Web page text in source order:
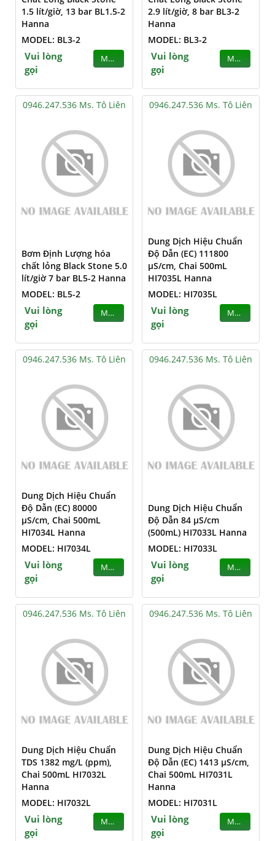
1.5 lít/giờ, 13 bar BL1.5-2
Hanna
MODEL: BL3-2
Vui lòng
gọi
MUA
2.9 lít/giờ, 8 bar BL3-2
Hanna
MODEL: BL3-2
Vui lòng
gọi
MUA
0946.247.536 Ms. Tô Liên
Bơm Định Lượng hóa
chất lỏng Black Stone 5.0
lít/giờ 7 bar BL5-2 Hanna
MODEL: BL5-2
Vui lòng
gọi
MUA
0946.247.536 Ms. Tô Liên
Dung Dịch Hiệu Chuẩn
Độ Dẫn (EC) 111800
µS/cm, Chai 500mL
HI7035L Hanna
MODEL: HI7035L
Vui lòng
gọi
MUA
0946.247.536 Ms. Tô Liên
Dung Dịch Hiệu Chuẩn
Độ Dẫn (EC) 80000
µS/cm, Chai 500mL
HI7034L Hanna
MODEL: HI7034L
Vui lòng
gọi
MUA
0946.247.536 Ms. Tô Liên
Dung Dịch Hiệu Chuẩn
Độ Dẫn 84 µS/cm
(500mL) HI7033L Hanna
MODEL: HI7033L
Vui lòng
gọi
MUA
0946.247.536 Ms. Tô Liên
Dung Dịch Hiệu Chuẩn
TDS 1382 mg/L (ppm),
Chai 500mL HI7032L
Hanna
MODEL: HI7032L
Vui lòng
gọi
MUA
0946.247.536 Ms. Tô Liên
Dung Dịch Hiệu Chuẩn
Độ Dẫn (EC) 1413 µS/cm,
Chai 500mL HI7031L
Hanna
MODEL: HI7031L
Vui lòng
gọi
MUA